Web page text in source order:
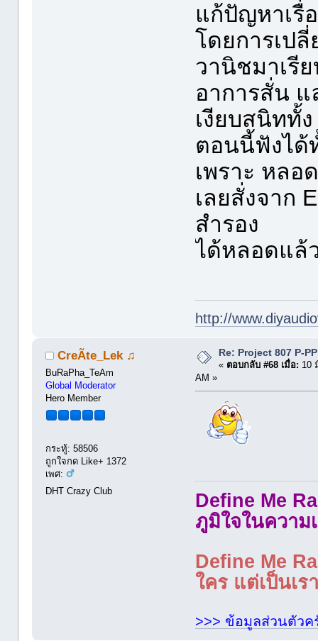
แก้ปัญหาเรื่
โดยการเป
วานิชมาเรี
อาการสั่น แ
เงียบสนิททั้
ตอนนี้ฟังได้
เพราะ หลอ
เลยสั่งจาก
สำรอง
ได้หลอดแล้
http://
CreÃte_Lek ♫
BuRaPha_TeAm
Global Moderator
Hero Member
กระทู้: 58506
ถูกใจกด Like+ 1372
เพศ:
DHT Crazy Club
Re: Project 807 P-
« ตอบกลับ #68 เมื่อ: 10
AM »
Define Me
ภูมิใจในความ
Define Me
ใคร แต่เป็นเ
>>> ข้อมูลส่วนตัวค